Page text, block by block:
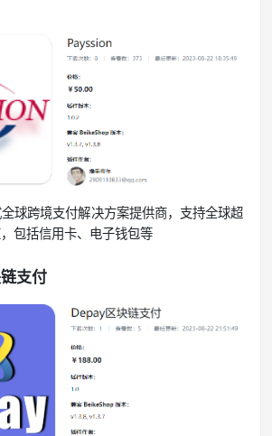
球跨境支付解决方案提供商，支持全球超
包括信用卡、电子钱包等
支付